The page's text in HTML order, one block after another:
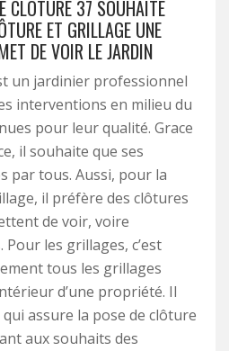
CLÔTURE 37 SOUHAITE
ET GRILLAGE UNE
DE VOIR LE JARDIN
un jardinier professionnel
interventions en milieu du
pour leur qualité. Grace
il souhaite que ses
par tous. Aussi, pour la
il préfère des clôtures
de voir, voire
Pour les grillages, c’est
tous les grillages
d’une propriété. Il
qui assure la pose de clôture
aux souhaits des